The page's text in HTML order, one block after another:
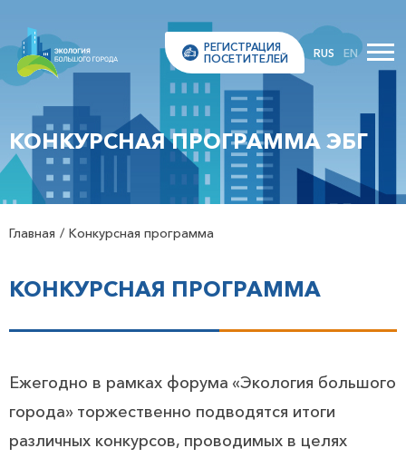
РЕГИСТРАЦИЯ
ПОСЕТИТЕЛЕЙ
RUS EN
КОНКУРСНАЯ ПРОГРАММА ЭБГ
Главная Конкурсная программа
КОНКУРСНАЯ ПРОГРАММА
Ежегодно в рамках форума «Экология большого
города» торжественно подводятся итоги
различных конкурсов, проводимых в целях